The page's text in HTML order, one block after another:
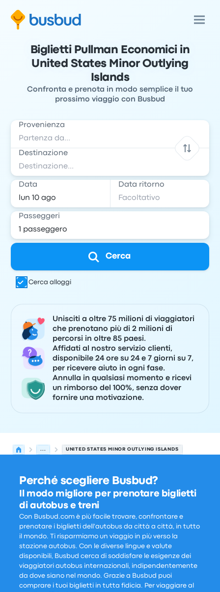
Biglietti Pullman Economici in
United States Minor Outlying
Islands
Confronta e prenota in modo semplice il tuo
prossimo viaggio con Busbud
Provenienza
Destinazione
Data Data ritorno
Passeggeri
Cerca
Cerca alloggi
Unisciti a oltre 75 milioni di viaggiatori
che prenotano più di 2 milioni di
percorsi in oltre 85 paesi.
Affidati al nostro servizio clienti,
disponibile 24 ore su 24 e 7 giorni su 7,
per ricevere aiuto in ogni fase.
Annulla in qualsiasi momento e ricevi
un rimborso del 100%, senza dover
fornire una motivazione.
... UNITED STATES MINOR OUTLYING ISLANDS
Perché scegliere Busbud?
Il modo migliore per prenotare biglietti
di autobus e treni
Con Busbud.com è più facile trovare, confrontare e
prenotare i biglietti dell'autobus da città a città, in tutto
il mondo. Ti risparmiamo un viaggio in più verso la
stazione autobus. Con le diverse lingue e valute
disponibili, Busbud cerca di soddisfare le esigenze dei
viaggiatori autobus internazionali, indipendentemente
da dove siano nel mondo. Grazie a Busbud puoi
comprare i tuoi biglietti in tutta fidicia. Per viaggiare al